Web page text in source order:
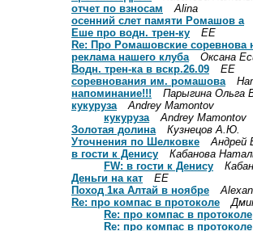
отчет по взносам
Alina
осенний слет памяти Ромашов а
Еше про водн. трен-ку
ЕЕ
Re: Про Ромашовские соревнова
реклама нашего клуба
Оксана
Водн. трен-ка в вскр.26.09
ЕЕ
соревнования им. ромашова
напоминание!!!
Парыгина Ольга
кукуруза
Andrey Mamontov
кукуруза
Andrey Mamontov
Золотая долина
Кузнецов А.Ю.
Уточнения по Шелковке
Aндрей
в гости к Денису
Кабанова
FW: в гости к Денису
Деньги на кат
ЕЕ
Поход 1ка Алтай в ноябре
Re: про компас в протоколе
Re: про компас в протоколе
Re: про компас в протоколе